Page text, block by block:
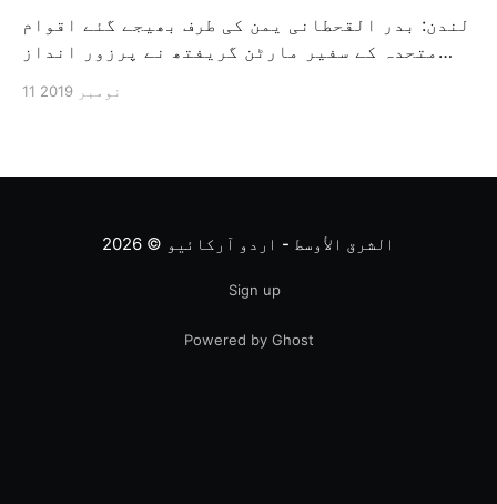
لندن: بدر القحطانی یمن کی طرف بھیجے گئے اقوام
متحدہ کے سفیر مارٹن گریفتھ نے پرزور انداز
ثالثی اور اس کشمکش کی حدبندی کرنے کے لئے ایک
11 نومبر 2019
الشرق الأوسط - اردو آرکائیو © 2026
Sign up
Powered by Ghost